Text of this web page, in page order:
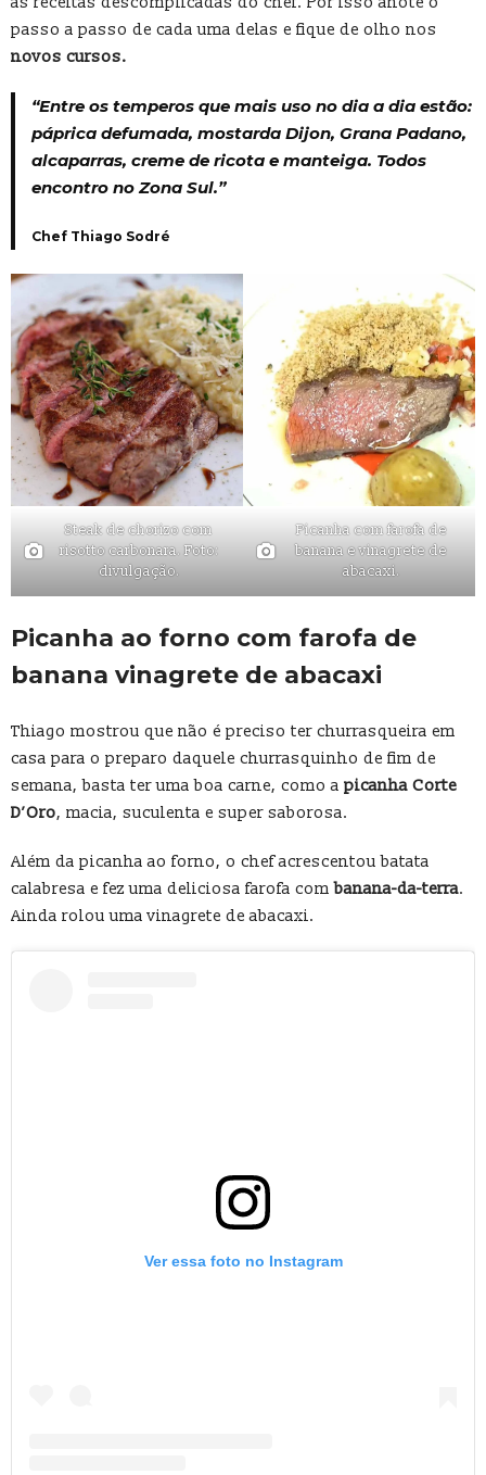
passo a passo de cada uma delas e fique de olho nos
novos cursos.
“Entre os temperos que mais uso no dia a dia estão:
páprica defumada, mostarda Dijon, Grana Padano,
alcaparras, creme de ricota e manteiga. Todos
encontro no Zona Sul.”
Chef Thiago Sodré
Steak de chorizo com
risotto carbonara. Foto:
divulgação.
Picanha com farofa de
banana e vinagrete de
abacaxi.
Picanha ao forno com farofa de
banana vinagrete de abacaxi
Thiago mostrou que não é preciso ter churrasqueira em
casa para o preparo daquele churrasquinho de fim de
semana, basta ter uma boa carne, como a picanha Corte
D’Oro, macia, suculenta e super saborosa.
Além da picanha ao forno, o chef acrescentou batata
calabresa e fez uma deliciosa farofa combanana-da-terra.
Ainda rolou uma vinagrete de abacaxi.
Ver essa foto no Instagram